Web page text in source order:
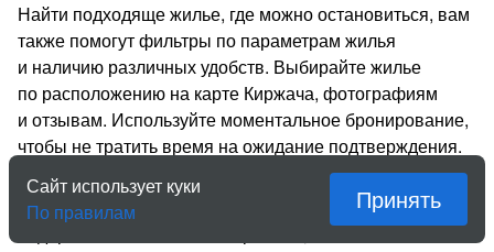
Найти подходяще жилье, где можно остановиться, вам
также помогут фильтры по параметрам жилья
и наличию различных удобств. Выбирайте жилье
по расположению на карте Киржача, фотографиям
и отзывам. Используйте моментальное бронирование,
чтобы не тратить время на ожидание подтверждения.
На «Квартирке» собственники жилья сами
устанавливают цену за проживание. Есть как
недорогие экономичные варианты, так и элитное
Сайт использует куки
По правилам
Принять